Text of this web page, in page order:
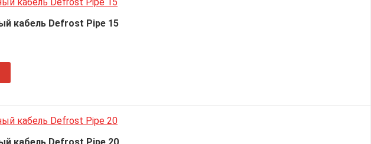
кабель Defrost Pipe 15